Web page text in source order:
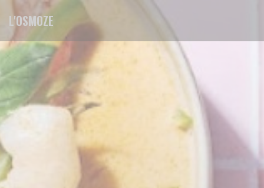
Panel pro správu cookies
L'OSMOZE